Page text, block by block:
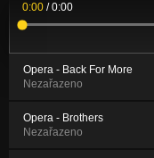
0:00 /0:00
Opera - Back For More
Nezařazeno
Opera - Brothers
Nezařazeno